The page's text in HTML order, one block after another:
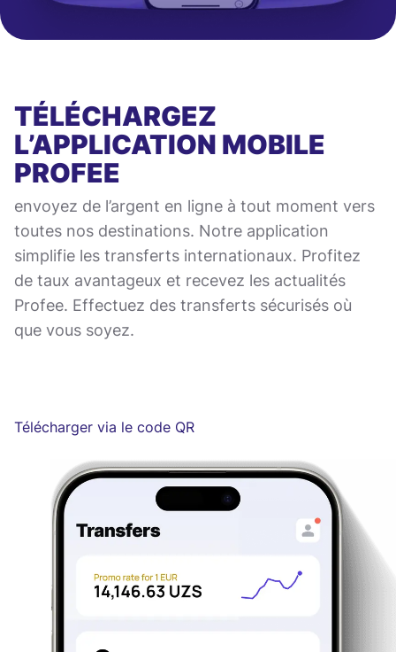
TÉLÉCHARGEZ
L’APPLICATION MOBILE
PROFEE
envoyez de l’argent en ligne à tout moment vers
toutes nos destinations. Notre application
simplifie les transferts internationaux. Profitez
de taux avantageux et recevez les actualités
Profee. Effectuez des transferts sécurisés où
que vous soyez.
Télécharger via le code QR